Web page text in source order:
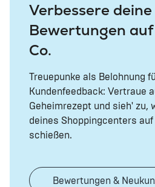
Verbessere deine
Bewertungen auf
Co.
Treuepunke als Belohnung
Kundenfeedback: Vertraue
Geheimrezept und sieh' zu,
deines Shoppingcenters auf
schießen.
Bewertungen &